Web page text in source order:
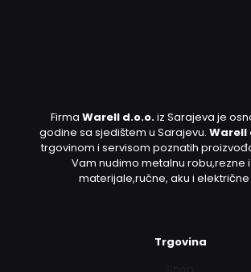
Firma Warell d.o.o.iz Sarajeva je
godine sa sjedištem u Sarajevu. Warell
trgovinom i servisom poznatih
Vam nudimo metalnu robu,rezne
materijale,ručne, aku i
Trgovina